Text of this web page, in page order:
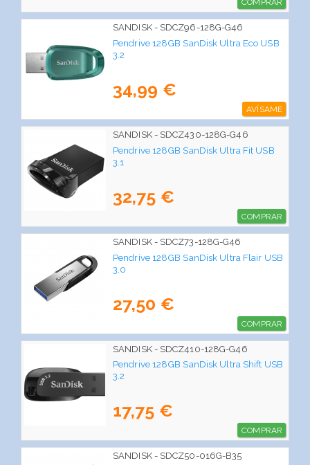
COMPRAR
SANDISK - SDCZ96-128G-G46
Pendrive 128GB SanDisk Ultra Eco USB
3.2
34,99 €
AVÍSAME
SANDISK - SDCZ430-128G-G46
Pendrive 128GB SanDisk Ultra Fit USB
3.1
32,75 €
COMPRAR
SANDISK - SDCZ73-128G-G46
Pendrive 128GB SanDisk Ultra Flair USB
3.0
27,50 €
COMPRAR
SANDISK - SDCZ410-128G-G46
Pendrive 128GB SanDisk Ultra Shift USB
3.2
17,75 €
COMPRAR
SANDISK - SDCZ50-016G-B35